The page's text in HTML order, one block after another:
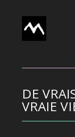
DE
VRAIE